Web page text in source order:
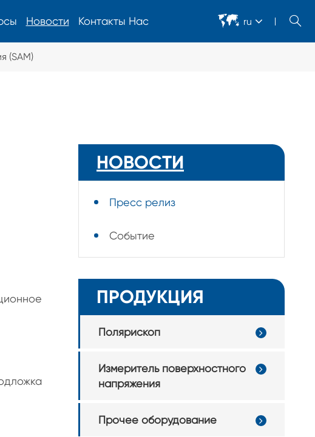
автоматическое
Оборудование осмотра косметического дефекта АМБ
автоматическое
Оборудование осмотра дефекта припоя АМБ
Автоматическое оборудование для ремонта пленки
AMB/DBC
Керамическая плоскостность субстрата и аппаратура
обнаружения толщины
Оборудование обнаружения деформации лотка чипа
Лоток Чип Дефект Инспекции Оборудования
Новости Контакты Нас  ru 
(SAM)
НОВОСТИ
Пресс релиз
Событие
ПРОДУКЦИЯ
Полярископ
Измеритель поверхностного
напряжения
Прочее оборудование